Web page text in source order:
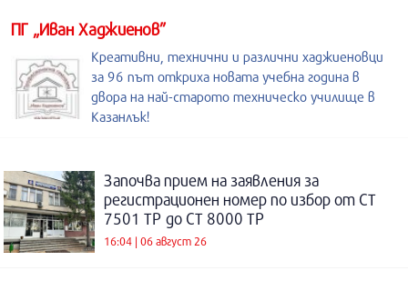
ПГ „Иван Хаджиенов”
Креативни, технични и различни хаджиеновци
за 96 път откриха новата учебна година в
двора на най-старото техническо училище в
Казанлък!
Започва прием на заявления за
регистрационен номер по избор от СТ
7501 ТР до СТ 8000 ТР
16:04 | 06 август 26